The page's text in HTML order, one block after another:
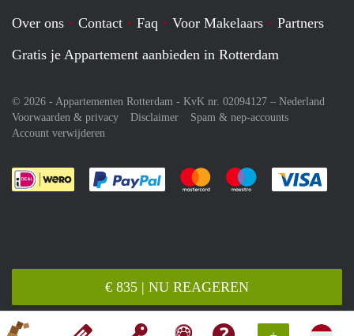
€ 835 | NU REAGEREN
Over ons Contact Faq Voor Makelaars
Partners
Gratis je Appartement aanbieden in Rotterdam
© 2026 - Appartementen Rotterdam - KvK nr. 02094127 – Nederland
Voorwaarden & privacy
Disclaimer
Spam & nep-accounts
Account verwijderen
Je rekent gemakkelijk af met Paypal
Je rekent gemakkelijk af met
Je rekent